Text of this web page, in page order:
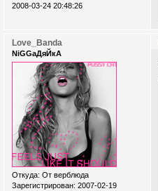
2008-03-24 20:48:26
Love_Banda
NiGGaДяЙкА
Откуда: От верблюда
Зарегистрирован: 2007-02-19